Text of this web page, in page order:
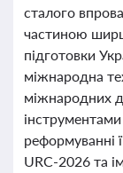
сталого
частиною
підготовки
міжнародна
міжнародних
інструментами
реформуванні
URC-2026 та